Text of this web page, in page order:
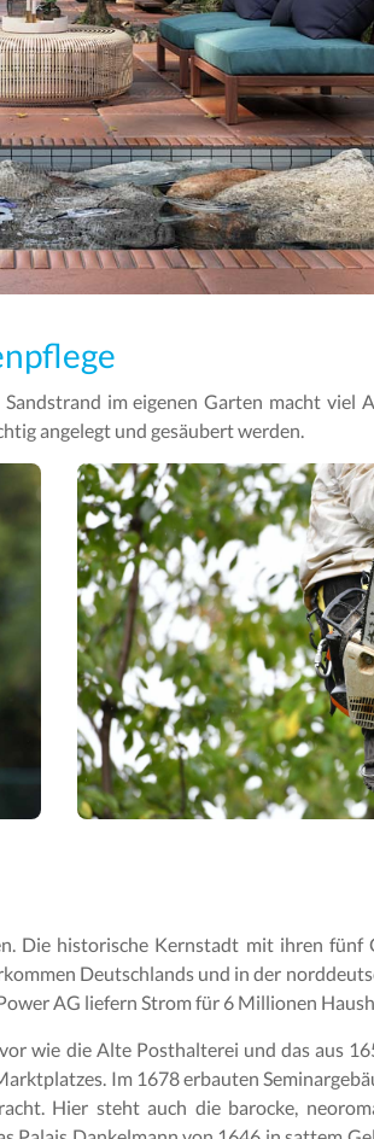
im eigenen Garten macht viel
angelegt und gesäubert werden.
Die historische Kernstadt mit ihren
Deutschlands und in der
AG liefern Strom für 6 Millionen
wie die Alte Posthalterei und das aus
Im 1678 erbauten
Hier steht auch die barocke,